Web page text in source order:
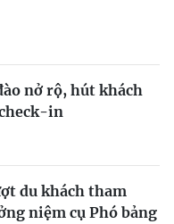
nở rộ, hút khách
in
du khách tham
niệm cụ Phó bảng